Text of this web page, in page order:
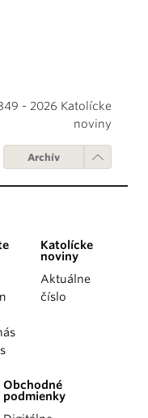
- 2026 Katolícke
noviny
Archív
Katolícke
noviny
Aktuálne
číslo
Obchodné
podmienky